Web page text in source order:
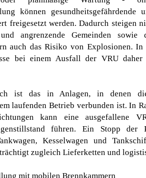
können gesundheitsgefährdende
freigesetzt werden. Dadurch steigen
angrenzende Gemeinden sowie
auch das Risiko von Explosionen.
bei einem Ausfall der VRU daher
ist das in Anlagen, in denen
laufenden Betrieb verbunden ist. In
kann eine ausgefallene
führen. Ein Stopp der
Kesselwagen und
zugleich Lieferketten und
mit mobilen Brennkammern